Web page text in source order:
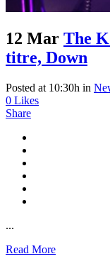
12 Mar The
titre, Down
Posted at 10:30h in
0 Likes
Share
...
Read More